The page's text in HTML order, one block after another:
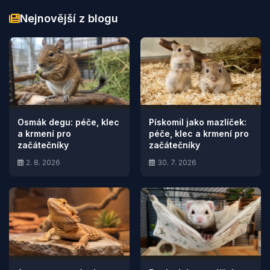
Nejnovější z blogu
Osmák degu: péče, klec
a krmení pro
začátečníky
2. 8. 2026
Pískomil jako mazlíček:
péče, klec a krmení pro
začátečníky
30. 7. 2026